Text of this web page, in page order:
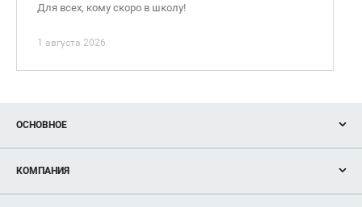
Для всех, кому скоро в школу!
1 августа 2026
ОСНОВНОЕ
Новости
Магазины
КОМПАНИЯ